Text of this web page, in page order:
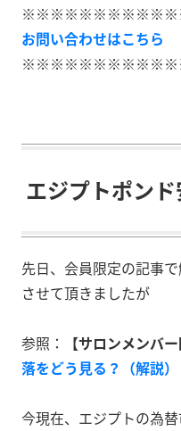
お問い合わせはこちら
エジプトポン
先日、会員限定の記事
させて頂きましたが
参照： 【サロンメンバ
落をどう見る？（解説）
今現在、エジプトの為